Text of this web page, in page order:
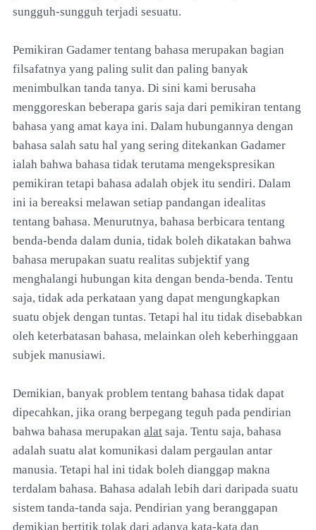
sungguh-sungguh terjadi sesuatu.
Pemikiran Gadamer tentang bahasa merupakan bagian
filsafatnya yang paling sulit dan paling banyak
menimbulkan tanda tanya. Di sini kami berusaha
menggoreskan beberapa garis saja dari pemikiran tentang
bahasa yang amat kaya ini. Dalam hubungannya dengan
bahasa salah satu hal yang sering ditekankan Gadamer
ialah bahwa bahasa tidak terutama mengekspresikan
pemikiran tetapi bahasa adalah objek itu sendiri. Dalam
ini ia bereaksi melawan setiap pandangan idealitas
tentang bahasa. Menurutnya, bahasa berbicara tentang
benda-benda dalam dunia, tidak boleh dikatakan bahwa
bahasa merupakan suatu realitas subjektif yang
menghalangi hubungan kita dengan benda-benda. Tentu
saja, tidak ada perkataan yang dapat mengungkapkan
suatu objek dengan tuntas. Tetapi hal itu tidak disebabkan
oleh keterbatasan bahasa, melainkan oleh keberhinggaan
subjek manusiawi.
Demikian, banyak problem tentang bahasa tidak dapat
dipecahkan, jika orang berpegang teguh pada pendirian
bahwa bahasa merupakan alat saja. Tentu saja, bahasa
adalah suatu alat komunikasi dalam pergaulan antar
manusia. Tetapi hal ini tidak boleh dianggap makna
terdalam bahasa. Bahasa adalah lebih dari daripada suatu
sistem tanda-tanda saja. Pendirian yang beranggapan
demikian bertitik tolak dari adanya kata-kata dan